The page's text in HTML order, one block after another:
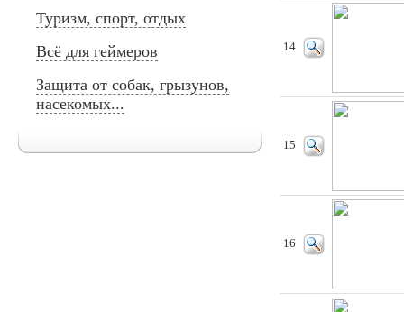
Туризм, спорт, отдых
Всё для геймеров
Защита от собак, грызунов,
насекомых...
14
15
16